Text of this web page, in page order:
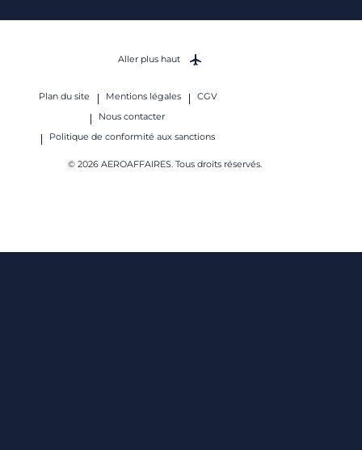
Plan du site Mentions légales
CGV
Nous contacter
Politique de conformité aux sanctions
© 2026 AEROAFFAIRES. Tous droits réservés.
Aller plus haut